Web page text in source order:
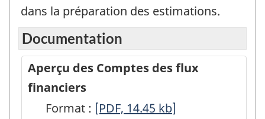
dans la préparation des estimations.
Documentation
Aperçu des Comptes des flux
financiers
Format : Aperçu
[PDF, 14.45 kb]